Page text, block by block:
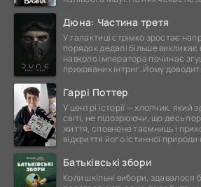
Дюна: Частина третя
У галактиці стрімко зростає
порядок дедалі більше
навколо імператора починає
прихованих інтриг. Йому
Гаррі Поттер
У центрі історії — хлопчик, який
світі, не підозрюючи, що десь
життя, сповнене таємниць і
відкриття його істинної природи
Батьківські збори
Коли шкільні вибори, здавалося